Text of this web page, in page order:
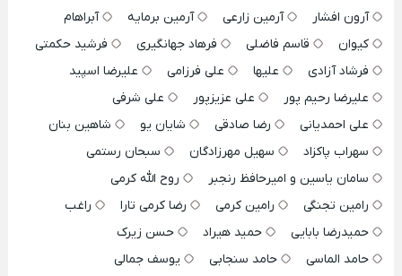
آرون افشار
آرمین زارعی آرمین برمایه
آبراهام
کیوان
قاسم فاضلی فرهاد جهانگیری
فرشید حکمتی
فرشاد آزادی
علیها علی فرزامی
علیرضا اسپید
علیرضا رحیم پور
علی عزیزپور
علی شرفی
علی احمدیانی
رضا صادقی شایان یو
شاهین بنان
سهراب پاکزاد
سهیل مهرزادگان
سبحان رستمی
سامان یاسین و امیرحافظ رنجبر
روح الله کرمی
رامین تجنگی
رامین کرمی رضا کرمی تارا
راغب
حمیدرضا بابایی
حمید هیراد
حسن زیرک
حامد الماسی
حامد سنجابی
یوسف جمالی